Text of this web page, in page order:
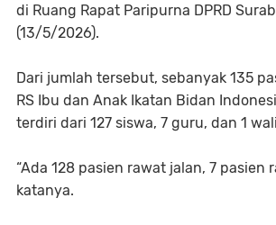
di Ruang Rapat Paripurna DPRD
(13/5/2026).
Dari jumlah tersebut, sebanyak 135
RS Ibu dan Anak Ikatan Bidan
terdiri dari 127 siswa, 7 guru, dan 1
“Ada 128 pasien rawat jalan, 7 pasien
katanya.